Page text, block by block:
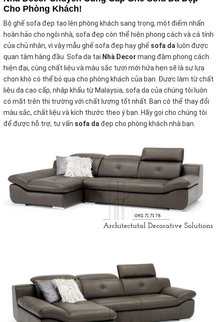
Cho Phòng Khách!
Bộ ghế sofa đẹp tạo lên phòng khách sang trọng, một điểm nhấn
hoàn hảo cho ngôi nhà, sofa đẹp còn thể hiện phong cách và cá tính
của chủ nhân, vì vậy mẫu ghế sofa đẹp hay ghế sofa da luôn được
quan tâm hàng đầu. Sofa da tại Nhà Decor mang đậm phong cách
hiện đại, cùng chất liệu và màu sắc tươi mới hứa hẹn sẽ là sự lựa
chọn khó có thể bỏ qua cho phòng khách của bạn. Được làm từ chất
liệu da cao cấp, nhập khẩu từ Malaysia, sofa da của chúng tôi luôn
có mặt trên thị trường với chất lượng tốt nhất. Bạn có thể thay đổi
màu sắc, chất liệu và kích thước theo ý bạn. Hãy gọi cho chúng tôi
để được hỗ trợ, tư vấn sofa dađẹp cho phòng khách nhà bạn.